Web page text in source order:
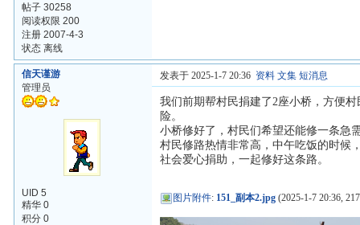
帖子 30258
阅读权限 200
注册 2007-4-3
状态 离线
信天谨游
管理员
UID 5
精华 0
积分 0
发表于 2025-1-7 20:36 资料 文集 短消息
我们前期帮村民捐建了2座小桥，方便
险。
小桥修好了，村民们希望还能修一条急
村民修路热情非常高，中午吃饭的时候
社会爱心捐助，一起修好这条路。
图片附件: 151_副本2.jpg (2025-1-7 20:36,